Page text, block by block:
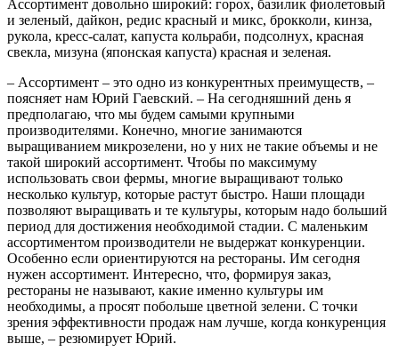
Ассортимент довольно широкий: горох, базилик фиолетовый
и зеленый, дайкон, редис красный и микс, брокколи, кинза,
рукола, кресс-салат, капуста кольраби, подсолнух, красная
свекла, мизуна (японская капуста) красная и зеленая.
– Ассортимент – это одно из конкурентных преимуществ, –
поясняет нам Юрий Гаевский. – На сегодняшний день я
предполагаю, что мы будем самыми крупными
производителями. Конечно, многие занимаются
выращиванием микрозелени, но у них не такие объемы и не
такой широкий ассортимент. Чтобы по максимуму
использовать свои фермы, многие выращивают только
несколько культур, которые растут быстро. Наши площади
позволяют выращивать и те культуры, которым надо больший
период для достижения необходимой стадии. С маленьким
ассортиментом производители не выдержат конкуренции.
Особенно если ориентируются на рестораны. Им сегодня
нужен ассортимент. Интересно, что, формируя заказ,
рестораны не называют, какие именно культуры им
необходимы, а просят побольше цветной зелени. С точки
зрения эффективности продаж нам лучше, когда конкуренция
выше, – резюмирует Юрий.